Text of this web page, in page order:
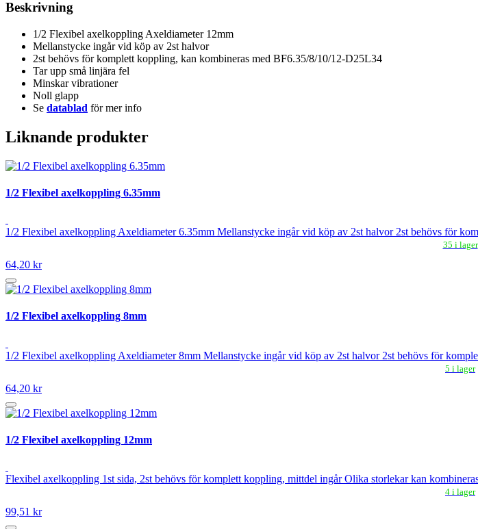
Beskrivning
1/2 Flexibel axelkoppling Axeldiameter 12mm
Mellanstycke ingår vid köp av 2st halvor
2st behövs för komplett koppling, kan kombineras med BF6.35/8/10/12-D25L34
Tar upp små linjära fel
Minskar vibrationer
Noll glapp
Se datablad för mer info
Liknande produkter
1/2 Flexibel axelkoppling 6.35mm
1/2 Flexibel axelkoppling Axeldiameter 6.35mm Mellanstycke ingår vid köp av 2st halvor 2st behövs för
35 i lager
64,20 kr
1/2 Flexibel axelkoppling 8mm
1/2 Flexibel axelkoppling Axeldiameter 8mm Mellanstycke ingår vid köp av 2st halvor 2st behövs för
5 i lager
64,20 kr
1/2 Flexibel axelkoppling 12mm
Flexibel axelkoppling 1st sida, 2st behövs för komplett koppling, mittdel ingår Olika storlekar kan
4 i lager
99,51 kr